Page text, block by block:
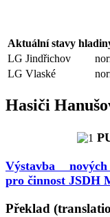
Aktuální stavy
LG Jindřichov
LG Vlaské
Hasiči
Výstavba
pro činnost JSDH
Překlad